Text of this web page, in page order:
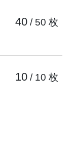
40/ 50 枚
10/ 10 枚